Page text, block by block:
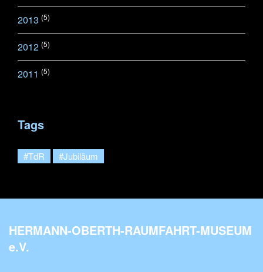
2013 (5)
2012 (5)
2011 (5)
Tags
#TdR #Jubiläum
HERMANN-OBERTH-RAUMFAHRT-MUSEUM
e.V.